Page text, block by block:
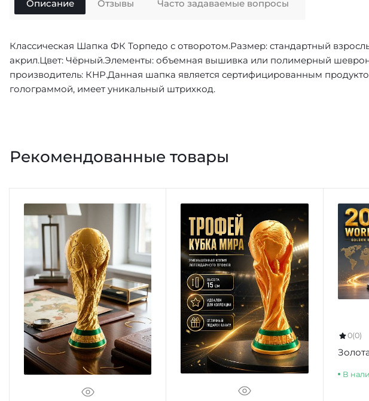
Описание
Классическая Шапка ФК Торпедо с отворотом.Размер: стандартный
акрил.Цвет: Чёрный.Элементы: объемная вышивка или полимерный
производитель: КНР.Данная шапка является сертифицированным
голограммой, имеет уникальный штрихкод.
Отзывы Часто задаваемые вопросы
Рекомендованные товары
0(0)
В